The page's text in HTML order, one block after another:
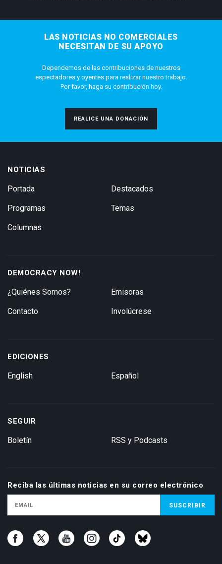
LAS NOTICIAS NO COMERCIALES
NECESITAN DE SU APOYO
Dependemos de las contribuciones de nuestros
espectadores y oyentes para realizar nuestro trabajo.
Por favor, haga su contribución hoy.
REALICE UNA DONACIÓN
NOTICIAS
Portada
Programas
Columnas
Destacados
Temas
DEMOCRACY NOW!
¿Quiénes Somos?
Contacto
Emisoras
Involúcrese
EDICIONES
English Español
SEGUIR
Boletín RSS y Podcasts
Reciba las últimas noticias en su correo electrónico